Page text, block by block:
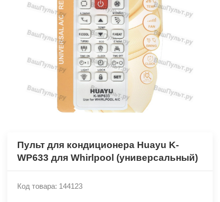
Пульт для кондиционера Huayu K-
WP633 для Whirlpool (универсальный)
Код товара: 144123